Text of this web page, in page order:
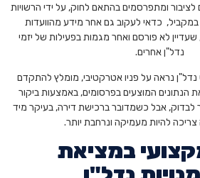
לציבור ומתפרסמים בהתאם לחוק, על ידי הרשויות
במקביל, כדאי לעקוב גם אחר מידע מהוועדות
שעדיין לא פורסם ואחר מגמות בפעילות של יזמי
נדל"ן אחרים.
נראה על פניו אטרקטיבי, מומלץ להתקדם
הנתונים המוצעים בפרסומים, באמצעות ביקור
אבל כשמדובר ברכישת דירה, בעיקר מיד
צריכה להיות מעמיקה ונרחבת יותר.
במציאת